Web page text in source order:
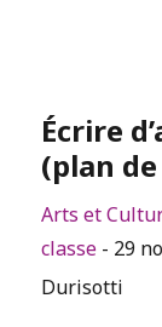
Écrire
(plan
Arts et
classe - 29
Durisotti